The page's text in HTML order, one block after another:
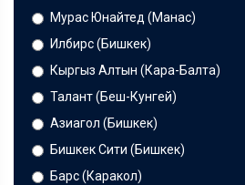
Мурас Юнайтед (Манас)
Илбирс (Бишкек)
Кыргыз Алтын (Кара-Балта)
Талант (Беш-Кунгей)
Азиагол (Бишкек)
Бишкек Сити (Бишкек)
Барс (Каракол)